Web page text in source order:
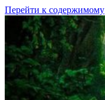
Перейти к содержимому